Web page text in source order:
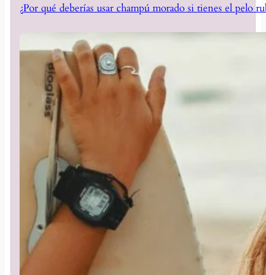
¿Por qué deberías usar champú morado si tienes el pelo